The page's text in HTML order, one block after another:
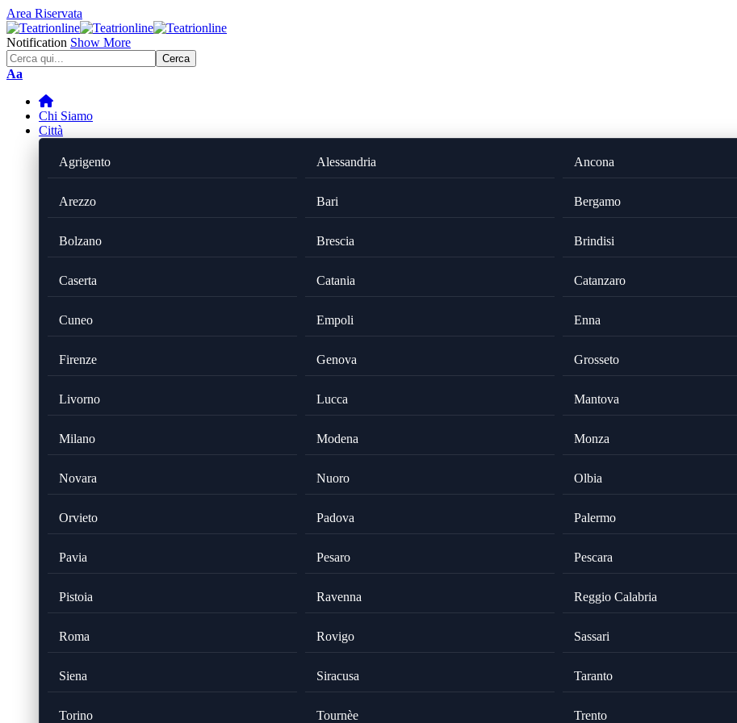
Area Riservata
Notification Show More
Font
Aa
Chi Siamo
Città
Agrigento Alessandria Ancona
Arezzo Bari Bergamo
Bolzano Brescia Brindisi
Caserta Catania Catanzaro
Cuneo Empoli Enna
Firenze Genova Grosseto
Livorno Lucca Mantova
Milano Modena Monza
Novara Nuoro Olbia
Orvieto Padova Palermo
Pavia Pesaro Pescara
Pistoia Ravenna Reggio Calabria
Roma Rovigo Sassari
Siena Siracusa Taranto
Torino Tournèe Trento